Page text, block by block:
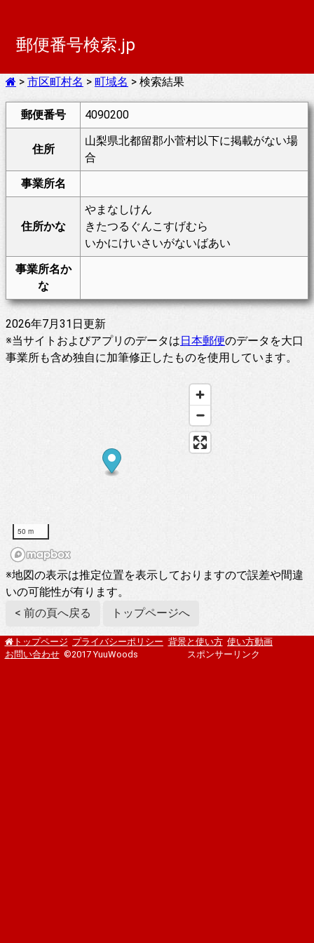
郵便番号検索.jp
> 市区町村名 > 町域名 > 検索結果
郵便番号 4090200
住所
山梨県北都留郡小菅村以下に掲載がない場
合
事業所名
住所かな
やまなしけん
きたつるぐんこすげむら
いかにけいさいがないばあい
事業所名か
な
2026年7月31日更新
※当サイトおよびアプリのデータは日本郵便のデータを大口
事業所も含め独自に加筆修正したものを使用しています。
50 m
※地図の表示は推定位置を表示しておりますので誤差や間違
いの可能性が有ります。
< 前の頁へ戻る
トップページへ
トップページ プライバシーポリシー 背景と使い方 使い方動画
お問い合わせ ©2017 YuuWoods スポンサーリンク